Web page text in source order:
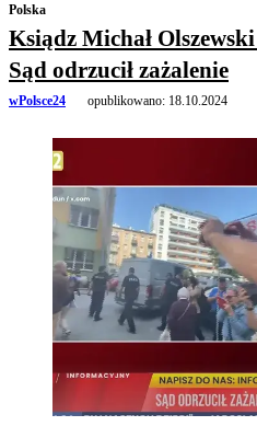
Polska
Ksiądz Michał
Sąd odrzucił zażalenie
wPolsce24 opublikowano: 18.10.2024